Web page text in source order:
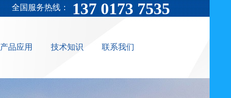
产品应用 技术知识 联系我们
137 0173 7535
全国服务热线：